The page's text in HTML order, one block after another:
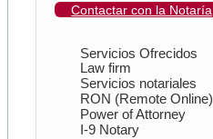
Contactar con la Notaría
Servicios Ofrecidos
Law firm
Servicios notariales
RON (Remote Online)
Power of Attorney
I-9 Notary